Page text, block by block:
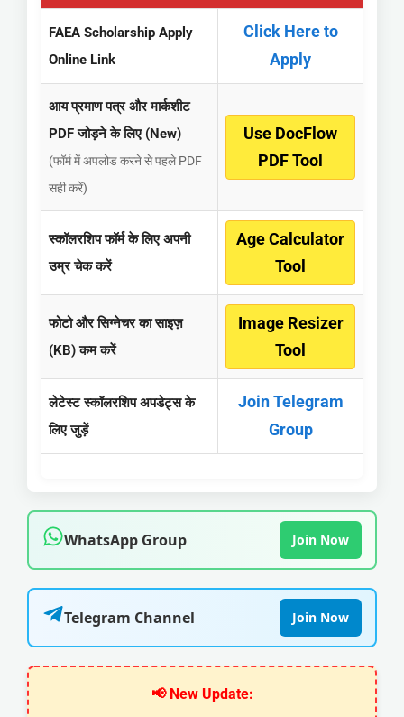
FAEA Scholarship Apply
Online Link
Click Here to
Apply
आय प्रमाण पत्र और मार्कशीट
PDF जोड़ने के लिए (New)
(फॉर्म में अपलोड करने से पहले PDF
सही करें)
Use DocFlow
PDF Tool
स्कॉलरशिप फॉर्म के लिए अपनी
उम्र चेक करें
Age Calculator
Tool
फोटो और सिग्नेचर का साइज़
(KB) कम करें
Image Resizer
Tool
लेटेस्ट स्कॉलरशिप अपडेट्स के
लिए जुड़ें
Join Telegram
Group
WhatsApp Group Join Now
Telegram Channel Join Now
📢 New Update: